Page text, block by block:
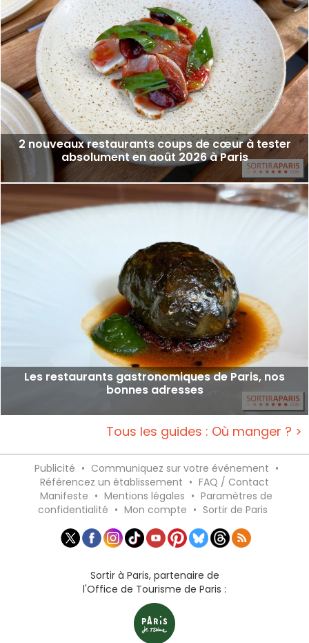
2 nouveaux restaurants coups de cœur à tester
absolument en août 2026 à Paris
Les restaurants gastronomiques de Paris, nos
bonnes adresses
Tous les guides : Où manger ? >
Publicité • Communiquez sur votre événement •
Référencez un établissement • FAQ / Contact
Manifeste • Mentions légales • Paramètres de
confidentialité • Mon compte • Sortir de Paris
Sortir à Paris, partenaire de
l'Office de Tourisme de Paris :